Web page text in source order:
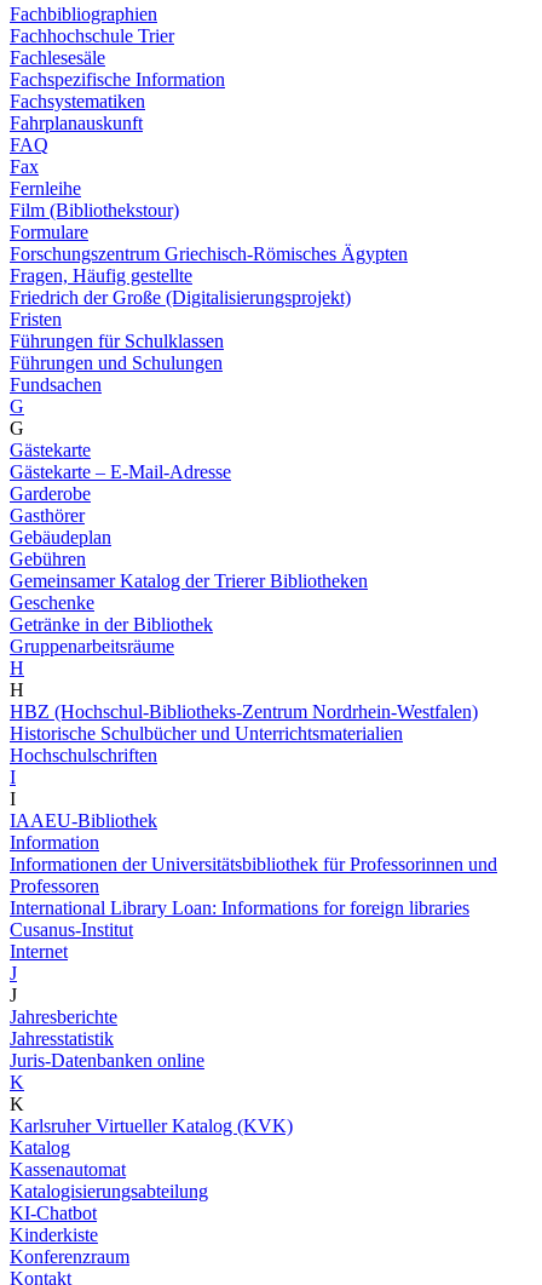
Fachbibliographien
Fachhochschule Trier
Fachlesesäle
Fachspezifische Information
Fachsystematiken
Fahrplanauskunft
FAQ
Fax
Fernleihe
Film (Bibliothekstour)
Formulare
Forschungszentrum Griechisch-Römisches Ägypten
Fragen, Häufig gestellte
Friedrich der Große (Digitalisierungsprojekt)
Fristen
Führungen für Schulklassen
Führungen und Schulungen
Fundsachen
G
G
Gästekarte
Gästekarte – E-Mail-Adresse
Garderobe
Gasthörer
Gebäudeplan
Gebühren
Gemeinsamer Katalog der Trierer Bibliotheken
Geschenke
Getränke in der Bibliothek
Gruppenarbeitsräume
H
H
HBZ (Hochschul-Bibliotheks-Zentrum Nordrhein-Westfalen)
Historische Schulbücher und Unterrichtsmaterialien
Hochschulschriften
I
I
IAAEU-Bibliothek
Information
Informationen der Universitätsbibliothek für Professorinnen und
Professoren
International Library Loan: Informations for foreign libraries
Cusanus-Institut
Internet
J
J
Jahresberichte
Jahresstatistik
Juris-Datenbanken online
K
K
Karlsruher Virtueller Katalog (KVK)
Katalog
Kassenautomat
Katalogisierungsabteilung
KI-Chatbot
Kinderkiste
Konferenzraum
Kontakt